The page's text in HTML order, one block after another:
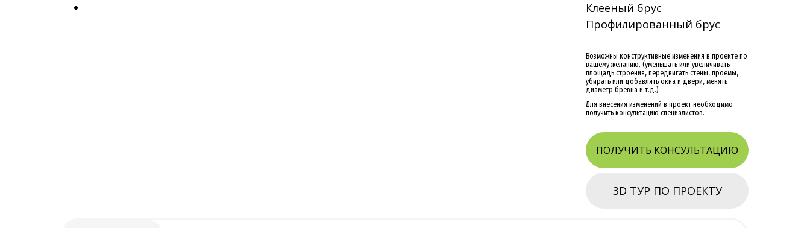
Клееный брус
Профилированный брус
Возможны конструктивные изменения в проекте по
вашему желанию. (уменьшать или увеличивать
площадь строения, передвигать стены, проемы,
убирать или добавлять окна и двери, менять
диаметр бревна и т.д.)
Для внесения изменений в проект необходимо
получить консультацию специалистов.
ПОЛУЧИТЬ КОНСУЛЬТАЦИЮ
3D ТУР ПО ПРОЕКТУ